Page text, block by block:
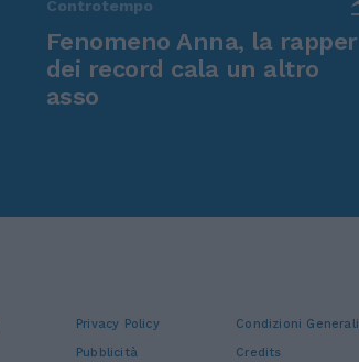
Controtempo
Fenomeno Anna, la rapper
dei record cala un altro
asso
Privacy Policy
Condizioni Generali
Pubblicità Credits